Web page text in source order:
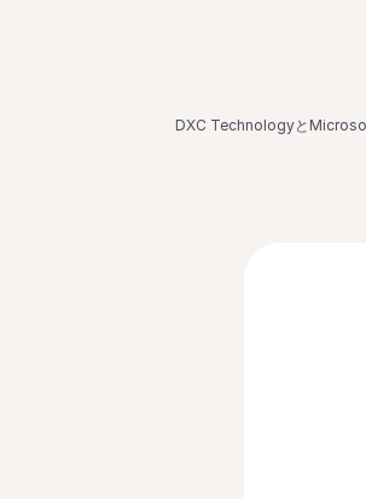
DXC Technologyと